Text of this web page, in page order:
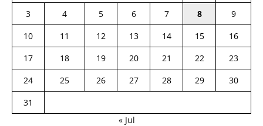
3
4 5 6 7 8
9
10
11 12 13 14 15
16
17
18 19 20 21 22
23
24
25 26 27 28 29
30
31
« Jul